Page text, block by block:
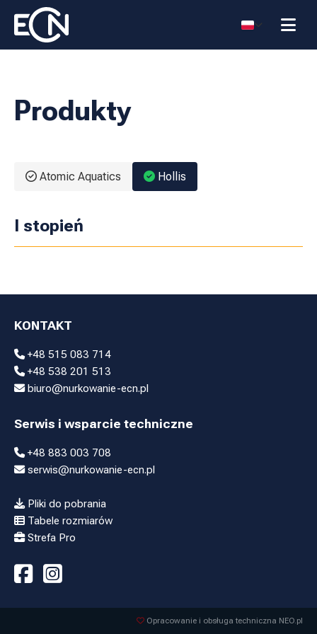
Produkty
Atomic Aquatics Hollis
I stopień
Hollis I st DCX
KONTAKT
+48 515 083 714
+48 538 201 513
biuro@nurkowanie-ecn.pl
Serwis i wsparcie techniczne
+48 883 003 708
serwis@nurkowanie-ecn.pl
Pliki do pobrania
Tabele rozmiarów
Strefa Pro
Opracowanie i obsługa techniczna NEO.pl